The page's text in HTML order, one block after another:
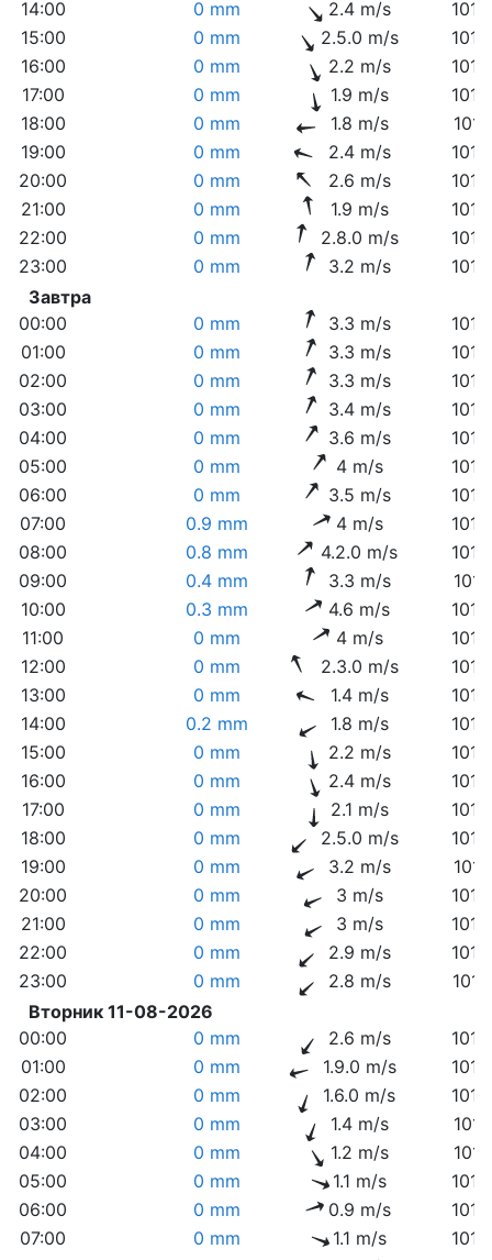
14:00
0 mm 2.4 m/s
15:00
0 mm 2.5.0 m/s
16:00
0 mm 2.2 m/s
17:00
0 mm 1.9 m/s
18:00
0 mm 1.8 m/s
19:00
0 mm 2.4 m/s
20:00
0 mm 2.6 m/s
21:00
0 mm 1.9 m/s
22:00
0 mm 2.8.0 m/s
23:00
0 mm 3.2 m/s
Завтра
00:00
0 mm 3.3 m/s
01:00
0 mm 3.3 m/s
02:00
0 mm 3.3 m/s
03:00
0 mm 3.4 m/s
04:00
0 mm 3.6 m/s
05:00
0 mm 4 m/s
06:00
0 mm 3.5 m/s
07:00
0.9 mm 4 m/s
08:00
0.8 mm 4.2.0 m/s
09:00
0.4 mm 3.3 m/s
10:00
0.3 mm 4.6 m/s
11:00
0 mm 4 m/s
12:00
0 mm 2.3.0 m/s
13:00
0 mm 1.4 m/s
14:00
0.2 mm 1.8 m/s
15:00
0 mm 2.2 m/s
16:00
0 mm 2.4 m/s
17:00
0 mm 2.1 m/s
18:00
0 mm 2.5.0 m/s
19:00
0 mm 3.2 m/s
20:00
0 mm 3 m/s
21:00
0 mm 3 m/s
22:00
0 mm 2.9 m/s
23:00
0 mm 2.8 m/s
Вторник 11-08-2026
00:00
0 mm 2.6 m/s
01:00
0 mm 1.9.0 m/s
02:00
0 mm 1.6.0 m/s
03:00
0 mm 1.4 m/s
04:00
0 mm 1.2 m/s
05:00
0 mm 1.1 m/s
06:00
0 mm 0.9 m/s
07:00
0 mm 1.1 m/s